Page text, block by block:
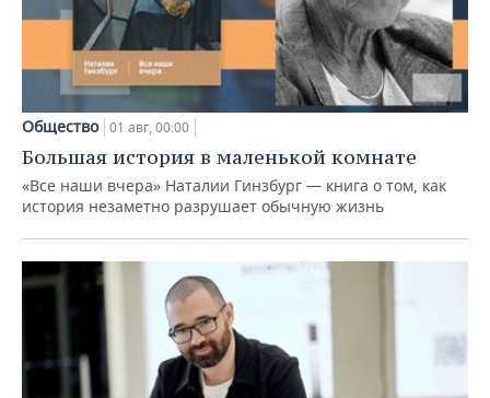
Общество 01 авг, 00:00
Большая история в маленькой комнате
«Все наши вчера» Наталии Гинзбург — книга о том, как
история незаметно разрушает обычную жизнь